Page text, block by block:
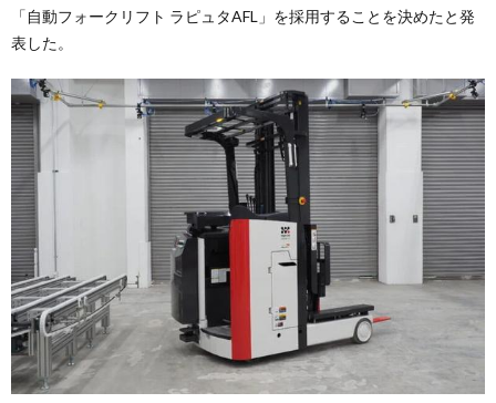
「自動フォークリフト ラピュタAFL」を採用することを決めたと発
表した。